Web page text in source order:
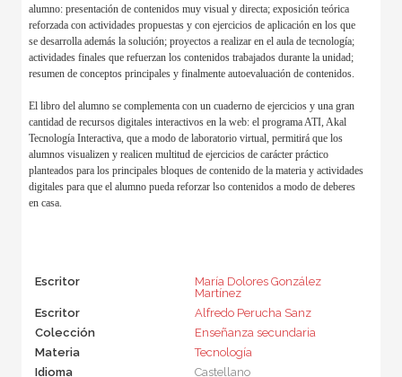
alumno: presentación de contenidos muy visual y directa; exposición teórica
reforzada con actividades propuestas y con ejercicios de aplicación en los que
se desarrolla además la solución; proyectos a realizar en el aula de tecnología;
actividades finales que refuerzan los contenidos trabajados durante la unidad;
resumen de conceptos principales y finalmente autoevaluación de contenidos.
El libro del alumno se complementa con un cuaderno de ejercicios y una gran
cantidad de recursos digitales interactivos en la web: el programa ATI, Akal
Tecnología Interactiva, que a modo de laboratorio virtual, permitirá que los
alumnos visualizen y realicen multitud de ejercicios de carácter práctico
planteados para los principales bloques de contenido de la materia y actividades
digitales para que el alumno pueda reforzar lso contenidos a modo de deberes
en casa.
Escritor
María Dolores González
Martínez
Escritor
Alfredo Perucha Sanz
Colección
Enseñanza secundaria
Materia
Tecnología
Idioma
Castellano